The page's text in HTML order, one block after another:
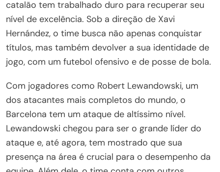
catalão tem trabalhado duro para recuperar seu
nível de excelência. Sob a direção de Xavi
Hernández, o time busca não apenas conquistar
títulos, mas também devolver a sua identidade de
jogo, com um futebol ofensivo e de posse de bola.
Com jogadores como Robert Lewandowski, um
dos atacantes mais completos do mundo, o
Barcelona tem um ataque de altíssimo nível.
Lewandowski chegou para ser o grande líder do
ataque e, até agora, tem mostrado que sua
presença na área é crucial para o desempenho da